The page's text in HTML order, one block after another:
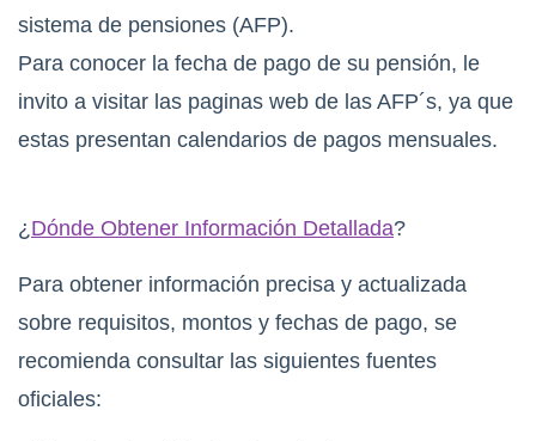
sistema de pensiones (AFP).
Para conocer la fecha de pago de su pensión, le
invito a visitar las paginas web de las AFP´s, ya que
estas presentan calendarios de pagos mensuales.
¿ Dónde Obtener Información Detallada?
Para obtener información precisa y actualizada
sobre requisitos, montos y fechas de pago, se
recomienda consultar las siguientes fuentes
oficiales: